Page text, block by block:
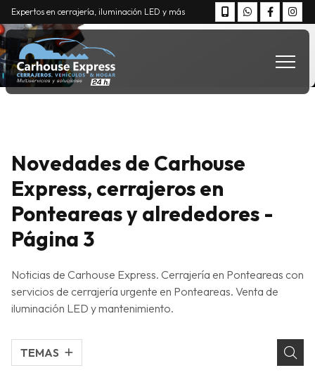
Expertos en cerrajería, iluminación LED y más
Novedades de Carhouse
Express, cerrajeros en
Ponteareas y alrededores -
Página 3
Noticias de Carhouse Express. Cerrajería en Ponteareas con
servicios de cerrajería urgente en Ponteareas. Venta de
iluminación LED y mantenimiento.
TEMAS